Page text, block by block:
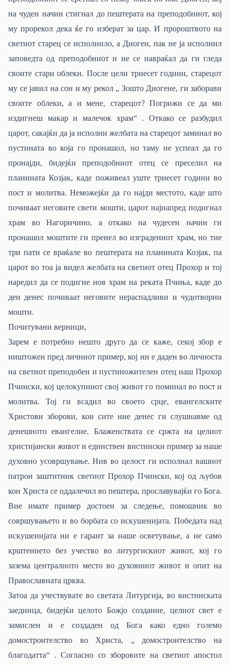
на чуден начин стигнал до пештерата на преподобниот, кој
му прорекол дека ќе го изберат за цар. И пророштвото на
светиот старец се исполнило, а Диоген, пак не ја исполнил
заповедта од преподобниот и не се навраќал да ги гледа
своите стари облеки. После цели триесет години, старецот
му се јавил на сон и му рекол „ Зошто Диогене, ги заборави
своите облеки, а и мене, старецот? Погрижи се да ми
издигнеш макар и малечок храм“ . Откако се разбудил
царот, сакајќи да ја исполни желбата на старецот заминал во
пустината во која го пронашол, но таму не успеал да го
пронајди, бидејќи преподобниот отец се преселил на
планината Козјак, каде поживеал уште триесет години во
пост и молитва. Неможејќи да го најди местото, каде што
почиваат неговите свети мошти, царот најнапред подигнал
храм во Нагоричино, а откако на чудесен начин ги
пронашол моштите ги пренел во изградениот храм, но тие
три пати се враќале во пештерата на планината Козјак, па
царот во тоа ја видел желбата на светиот отец Прохор и тој
наредил да се подигне нов храм на реката Пчиња, каде до
ден денес почиваат неговите нераспадливи и чудотворни
мошти.
Почитувани верници,
Зарем е потребно нешто друго да се каже, секој збор е
ништожен пред личниот пример, кој ни е даден во личноста
на светиот преподобен и пустиножителен отец наш Прохор
Пчински, кој целокупниот свој живот го поминал во пост и
молитва. Тој ги всадил во своето срце, евангелските
Христови зборови, кои сите ние денес ги слушнавме од
денешното евангелие. Блаженствата се сржта на целиот
христијански живот и единствен вистински пример за наше
духовно усовршување. Нив во целост ги исполнал вашиот
патрон заштитник светиот Прохор Пчински, кој од љубов
кон Христа се оддалечил во пештера, прославувајќи го Бога.
Вие имате пример достоен за следење, помошник во
совршувањето и во борбата со искушенијата. Победата над
искушенијата ни е гарант за наше осветување, а не само
крштението без учество во литургискиот живот, кој го
зазема централното место во духовниот живот и опит на
Православната црква.
Затоа да учествувате во светата Литургија, во вистинската
заедница, бидејќи целото Божјо создание, целиот свет е
замислен и е создаден од Бога како едно големо
домостроителство во Христа, „ домостроителство на
благодатта“ . Согласно со зборовите на светиот апостол